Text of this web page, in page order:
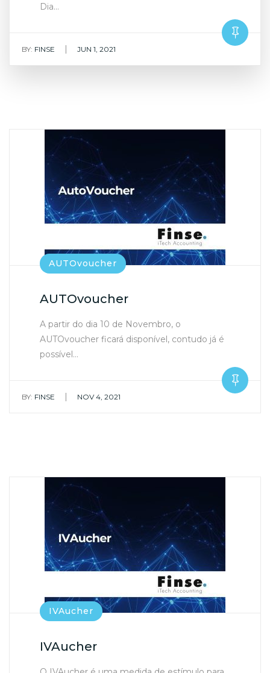
Dia…
BY: FINSE | JUN 1, 2021
AUTOvoucher
AUTOvoucher
A partir do dia 10 de Novembro, o
AUTOvoucher ficará disponível, contudo já é
possível…
BY: FINSE | NOV 4, 2021
IVAucher
IVAucher